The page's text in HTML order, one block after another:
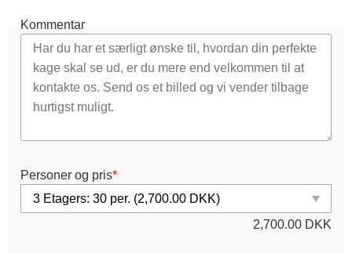
Kommentar
Personer og pris*
2,700.00 DKK